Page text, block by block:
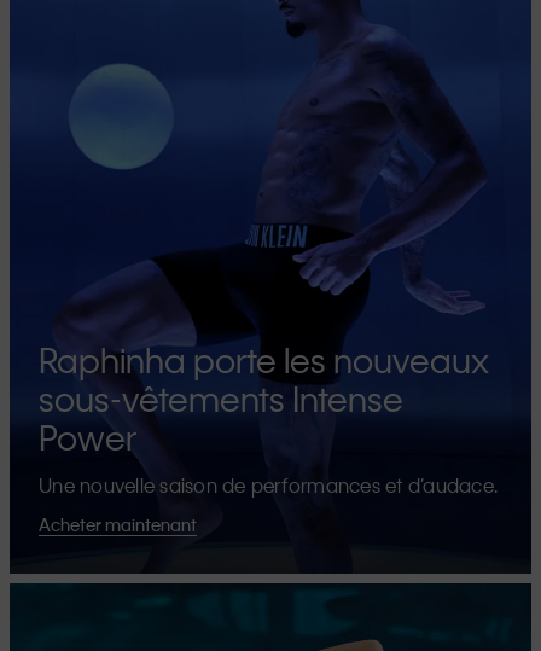
Raphinha porte les nouveaux
sous-vêtements Intense
Power
Une nouvelle saison de performances et d’audace.
Acheter maintenant